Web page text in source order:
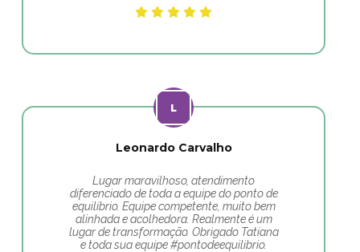
Leonardo Carvalho
Lugar maravilhoso, atendimento
diferenciado de toda a equipe do ponto de
equilíbrio. Equipe competente, muito bem
alinhada e acolhedora. Realmente é um
lugar de transformação. Obrigado Tatiana
e toda sua equipe #pontodeequilibrio.